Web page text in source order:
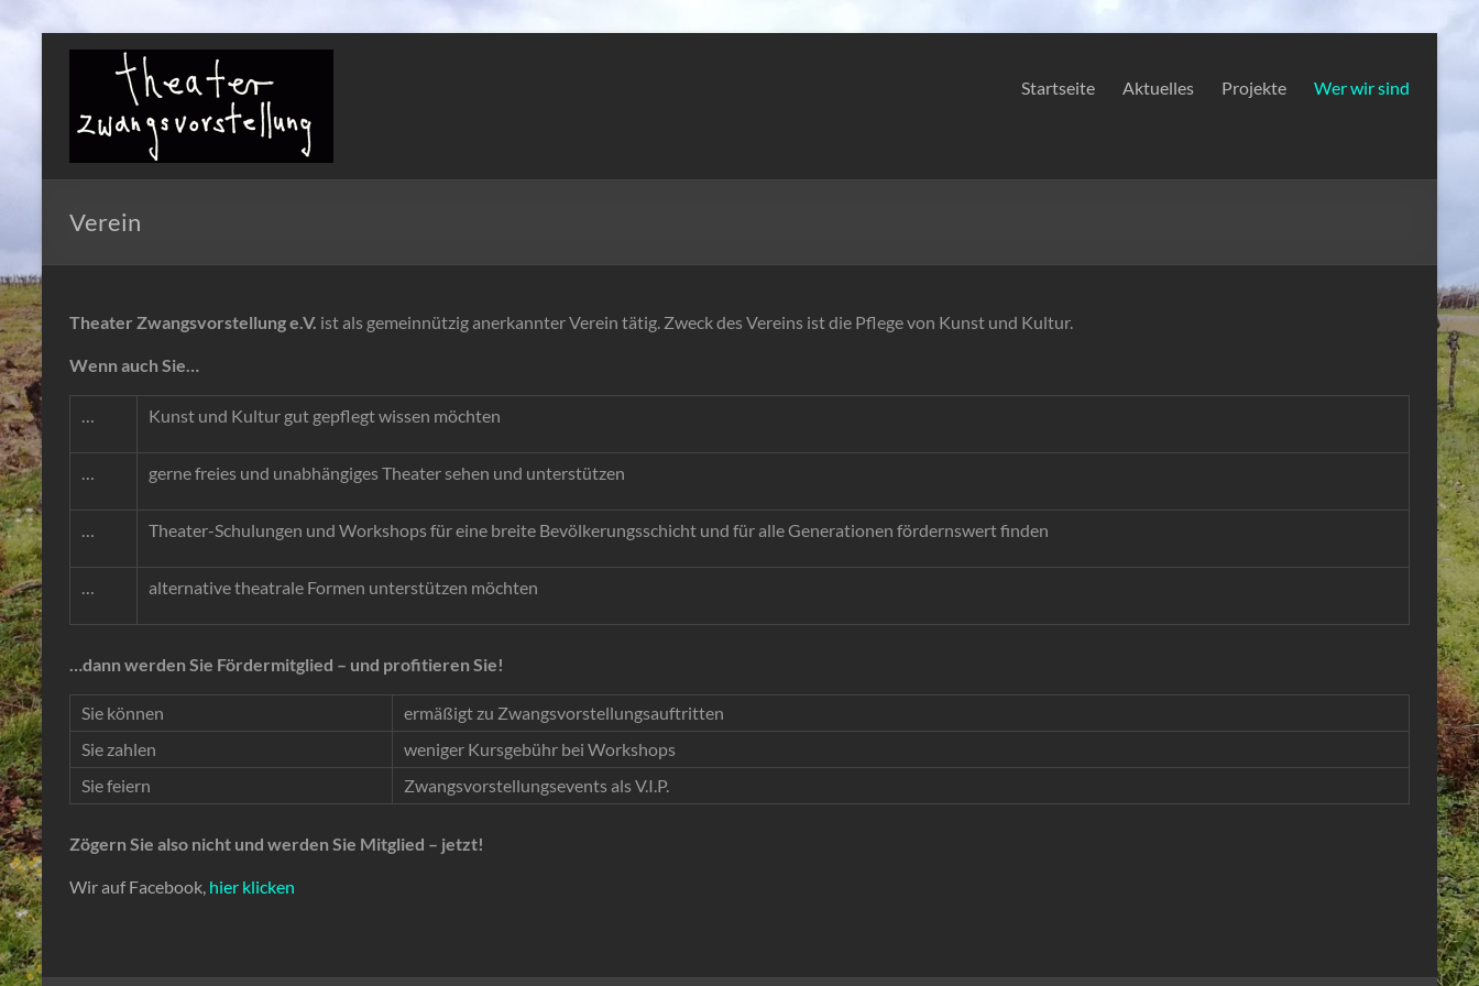
Theater
Zwangsvorstellung
Startseite Aktuelles Projekte Wer wir sind
Verein
Theater Zwangsvorstellung e.V. ist als gemeinnützig anerkannter Verein tätig. Zweck des Vereins ist die Pflege von Kunst und Kultur.
Wenn auch Sie…
… Kunst und Kultur gut gepflegt wissen möchten
… gerne freies und unabhängiges Theater sehen und unterstützen
… Theater-Schulungen und Workshops für eine breite Bevölkerungsschicht und für alle Generationen fördernswert finden
… alternative theatrale Formen unterstützen möchten
…dann werden Sie Fördermitglied – und profitieren Sie!
Sie können
ermäßigt zu Zwangsvorstellungsauftritten
Sie zahlen
weniger Kursgebühr bei Workshops
Sie feiern
Zwangsvorstellungsevents als V.I.P.
Zögern Sie also nicht und werden Sie Mitglied – jetzt!
Wir auf Facebook, hier klicken